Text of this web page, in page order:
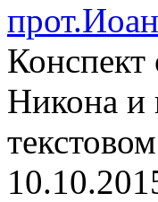
Никона и